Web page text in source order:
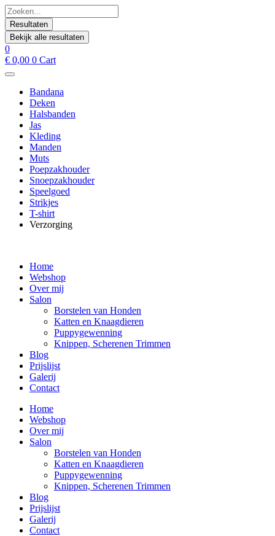
Spring
naar
de
inhoud
Search
...Resultaten
Bekijk alle resultaten
0
€ 0,00 0 Cart
Bandana
Deken
Halsbanden
Jas
Kleding
Manden
Muts
Poepzakhouder
Snoepzakhouder
Speelgoed
Strikjes
T-shirt
Verzorging
Home
Webshop
Over mij
Salon
Borstelen van Honden
Katten en Knaagdieren
Puppygewenning
Knippen, Scherenen Trimmen
Blog
Prijslijst
Galerij
Contact
Home
Webshop
Over mij
Salon
Borstelen van Honden
Katten en Knaagdieren
Puppygewenning
Knippen, Scherenen Trimmen
Blog
Prijslijst
Galerij
Contact